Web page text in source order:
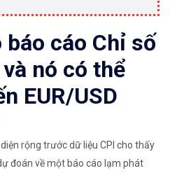
báo cáo Chỉ số
nó có thể
EUR/USD
rộng trước dữ liệu CPI cho thấy
đoán về một báo cáo lạm phát